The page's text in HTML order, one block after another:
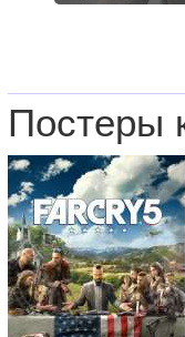
Постеры